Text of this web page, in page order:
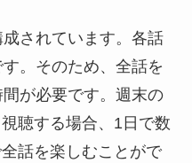
成されています。各話
。そのため、全話を
が必要です。週末の
聴する場合、1日で数
話を楽しむことがで